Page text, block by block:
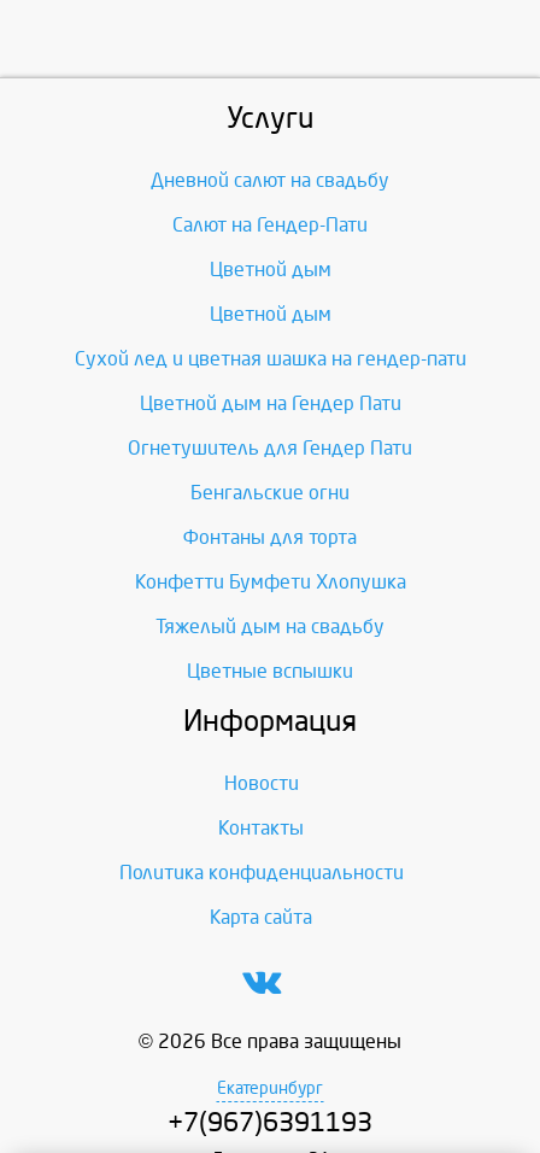
Услуги
Дневной салют на свадьбу
Салют на Гендер-Пати
Цветной дым
Цветной дым
Сухой лед и цветная шашка на гендер-пати
Цветной дым на Гендер Пати
Огнетушитель для Гендер Пати
Бенгальские огни
Фонтаны для торта
Конфетти Бумфети Хлопушка
Тяжелый дым на свадьбу
Цветные вспышки
Информация
Новости
Контакты
Политика конфиденциальности
Карта сайта
© 2026 Все права защищены
Екатеринбург
+7(967)6391193